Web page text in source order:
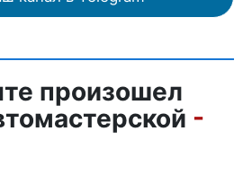
произошел
-